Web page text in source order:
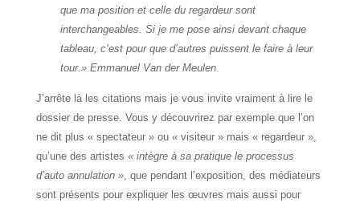
que ma position et celle du regardeur sont
interchangeables. Si je me pose ainsi devant chaque
tableau, c’est pour que d’autres puissent le faire à leur
tour.» Emmanuel Van der Meulen
J’arrête là les citations mais je vous invite vraiment à lire le
dossier de presse. Vous y découvrirez par exemple que l’on
ne dit plus « spectateur » ou « visiteur » mais « regardeur »,
qu’une des artistes « intègre à sa pratique le processus
d’auto annulation », que pendant l’exposition, des médiateurs
sont présents pour expliquer les œuvres mais aussi pour